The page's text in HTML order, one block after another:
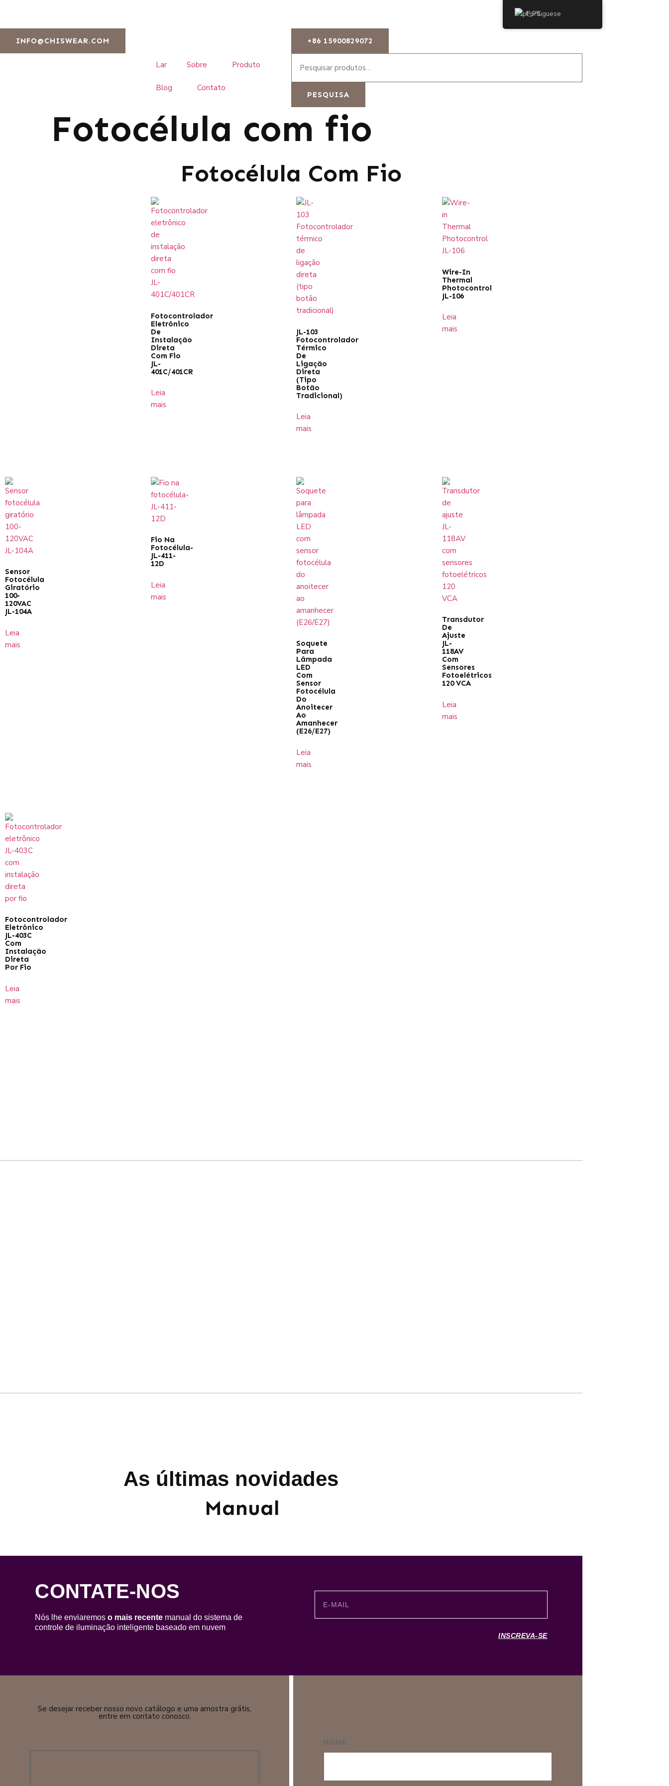
INFO@CHISWEAR.COM +86 15900829072
Lar Sobre Produto
Blog Contato
PESQUISA
Fotocélula com fio
Fotocélula Com Fio
Fotocontrolador
Eletrônico
De
Instalação
Direta
Com Fio
JL-
401C/401CR
Leia
mais
JL-103
Fotocontrolador
Térmico
De
Ligação
Direta
(tipo
Botão
Tradicional)
Leia
mais
Wire-In
Thermal
Photocontrol
JL-106
Leia
mais
Sensor
Fotocélula
Giratório
100-
120VAC
JL-104A
Leia
mais
Fio Na
Fotocélula-
JL-411-
12D
Leia
mais
Soquete
Para
Lâmpada
LED
Com
Sensor
Fotocélula
Do
Anoitecer
Ao
Amanhecer
(E26/E27)
Leia
mais
Transdutor
De
Ajuste
JL-
118AV
Com
Sensores
Fotoelétricos
120 VCA
Leia
mais
Fotocontrolador
Eletrônico
JL-403C
Com
Instalação
Direta
Por Fio
Leia
mais
Portuguese
As últimas novidades
Manual
CONTATE-NOS
Nós lhe enviaremos o mais recente manual do sistema de
controle de iluminação inteligente baseado em nuvem
INSCREVA-SE
Se desejar receber nosso novo catálogo e uma amostra grátis,
entre em contato conosco.
NOME